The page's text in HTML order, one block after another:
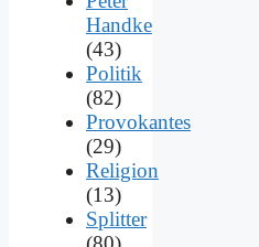
Handke
(43)
Politik
(82)
Provokantes
(29)
Religion
(13)
Splitter